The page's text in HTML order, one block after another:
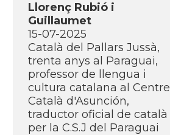
Llorenç Rubió i
Guillaumet
15-07-2025
Català del Pallars Jussà,
trenta anys al Paraguai,
professor de llengua i
cultura catalana al Centre
Català d'Asunción,
traductor oficial de català
per la C.S.J del Paraguai